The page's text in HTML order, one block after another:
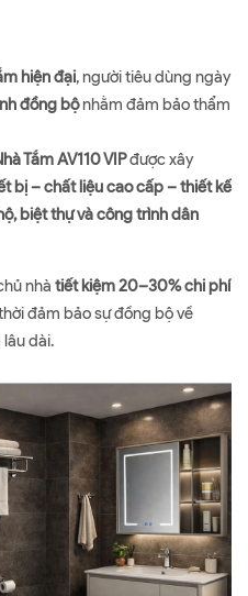
hiện đại, người tiêu dùng ngày
đồng bộnhằm đảm bảo thẩm
Tắm AV110 VIPđược xây
bị – chất liệu cao cấp – thiết kế
biệt thự và công trình dân
nhà tiết kiệm 20–30% chi phí
đảm bảo sự đồng bộ về
dài.